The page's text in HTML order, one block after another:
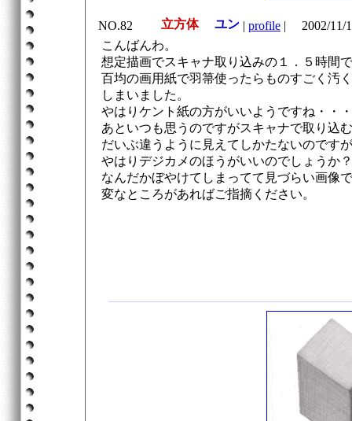
NO.82 立方体 ユン | profile |
2002/11/
こんばんわ。
想定描画でスキャナ取り込みの１．５時間
百均の画用紙で羽箒使ったらものすごく汚
しまいました。
やはりケント紙の方がいいようですね・・
あといつも思うのですがスキャナで取り込
だいぶ違うように見えてしかたないのですが
やはりデジカメのほうがいいのでしょうか？
なんだかぼやけてしまってて見づらい画像
変なところがあればご指摘ください。